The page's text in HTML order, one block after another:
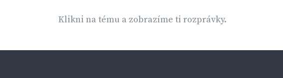
Klikni na tému a zobrazíme ti rozprávky.